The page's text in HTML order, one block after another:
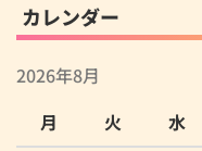
カレンダー
2026年8月
月
火 水